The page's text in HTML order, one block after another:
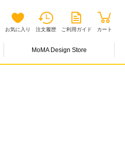
お気に入り 注文履歴 ご利用ガイド カート
MoMA Design Store